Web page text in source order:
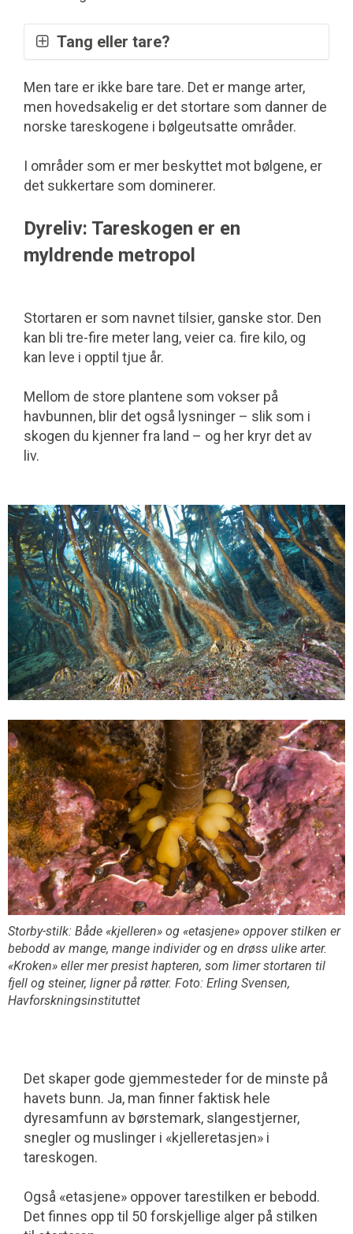
Tang eller tare?
Begrepet tang og tare brukes ofte som en
fellesbetegnelse på store, fastvoksende
alger.
Men i virkeligheten dreier det seg om to ulike
ordener innenfor klassen brunalger: Tang er
vokser dypere, ned til omtrent 30 meters
dyp.
tareskogene i bølgeutsatte områder og
sukkertare ( Saccharina latissima ) som
danner skogene i bølgebeskytta områder.
Men vi har også innslag av arter som butare,
draugtare og fingertare langs norskekysten.
Men tare er ikke bare tare. Det er mange arter,
men hovedsakelig er det stortare som danner de
norske tareskogene i bølge­utsatte områder.
I områder som er mer beskyttet mot bølgene, er
det sukkertare som dominerer.
Dyreliv: Tareskogen er en
myldrende metropol
Stortaren er som navnet tilsier, ganske stor. Den
kan bli tre-fire meter lang, veier ca. fire kilo, og
kan leve i opptil tjue år.
Mellom de store plantene som vokser på
havbunnen, blir det også lysninger – slik som i
skogen du kjenner fra land – og her kryr det av
liv.
Storby-stilk: Både «kjelleren» og «etasjene» oppover stilken er
bebodd av mange, mange individer og en drøss ulike arter.
«Kroken» eller mer presist hapteren, som limer stortaren til
fjell og steiner, ligner på røtter. Foto: Erling Svensen,
Havforskningsinstituttet
Det skaper gode gjemmesteder for de minste på
havets bunn. Ja, man finner faktisk hele
dyresamfunn av børstemark, slangestjerner,
snegler og muslinger i «kjelleretasjen» i
tareskogen.
Også «etasjene» oppover tarestilken er bebodd.
Det finnes opp til 50 forskjellige alger på stilken